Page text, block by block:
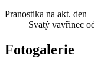
Pranostika na akt. den
Svatý vavřinec
Fotogalerie